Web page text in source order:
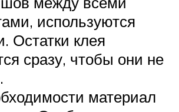
используются
Остатки клея
сразу, чтобы они не
материал